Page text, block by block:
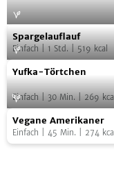
Spargelauflauf Foto:
Spargelauflauf
Einfach 1 Std. 519 kcal
Yufka-
Törtchen
Yufka-Törtchen
Einfach 30 Min. 269 kcal
Vegane
Amerikaner
Foto:
Vegane Amerikaner
Einfach 45 Min. 274 kcal